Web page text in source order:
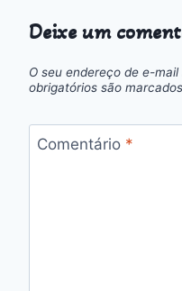
Deixe um
O seu endereço de e-
obrigatórios são
Comentário *